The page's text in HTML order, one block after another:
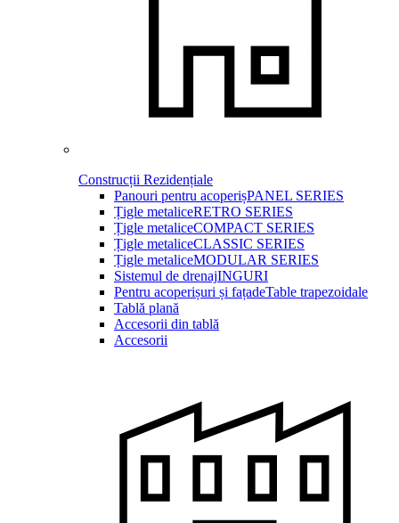
Construcții Rezidențiale
Panouri pentru acoperișPANEL SERIES
Țigle metaliceRETRO SERIES
Țigle metaliceCOMPACT SERIES
Țigle metaliceCLASSIC SERIES
Țigle metaliceMODULAR SERIES
Sistemul de drenajINGURI
Pentru acoperișuri și fațadeTable trapezoidale
Tablă plană
Accesorii din tablă
Accesorii